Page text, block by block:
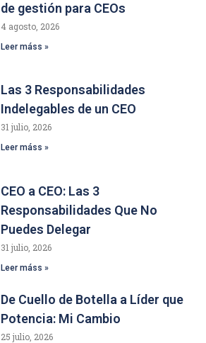
de gestión para CEOs
4 agosto, 2026
Leer máss »
Las 3 Responsabilidades
Indelegables de un CEO
31 julio, 2026
Leer máss »
CEO a CEO: Las 3
Responsabilidades Que No
Puedes Delegar
31 julio, 2026
Leer máss »
De Cuello de Botella a Líder que
Potencia: Mi Cambio
25 julio, 2026